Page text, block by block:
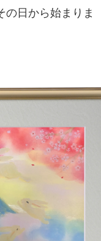
の日から始まりま